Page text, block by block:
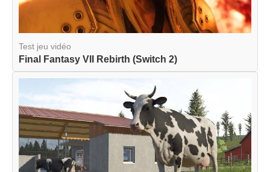
Test jeu vidéo
Final Fantasy VII Rebirth (Switch 2)